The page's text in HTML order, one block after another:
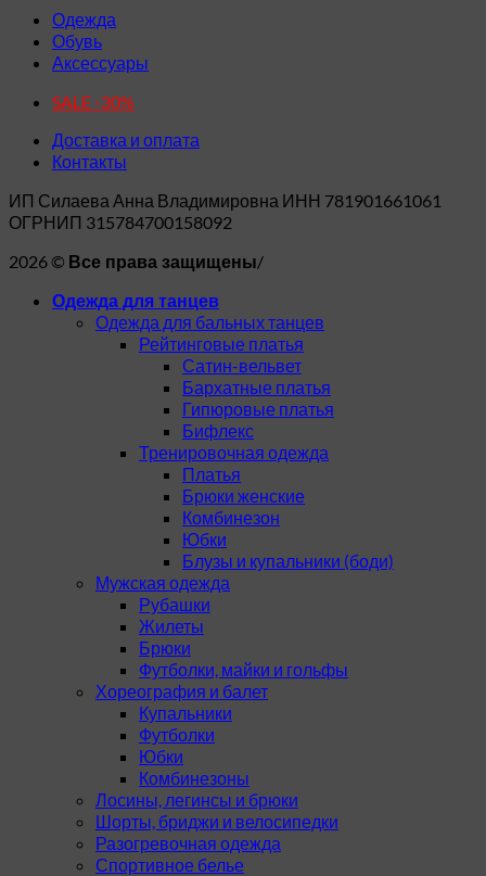
странице
товара.
Одежда
Обувь
Аксессуары
SALE -30%
Доставка и оплата
Контакты
ИП Силаева Анна Владимировна ИНН 781901661061
ОГРНИП 315784700158092
2026 © Все права защищены/
Одежда для танцев
Одежда для бальных танцев
Рейтинговые платья
Сатин-вельвет
Бархатные платья
Гипюровые платья
Бифлекс
Тренировочная одежда
Платья
Брюки женские
Комбинезон
Юбки
Блузы и купальники (боди)
Мужская одежда
Рубашки
Жилеты
Брюки
Футболки, майки и гольфы
Хореография и балет
Купальники
Футболки
Юбки
Комбинезоны
Лосины, легинсы и брюки
Шорты, бриджи и велосипедки
Разогревочная одежда
Спортивное белье